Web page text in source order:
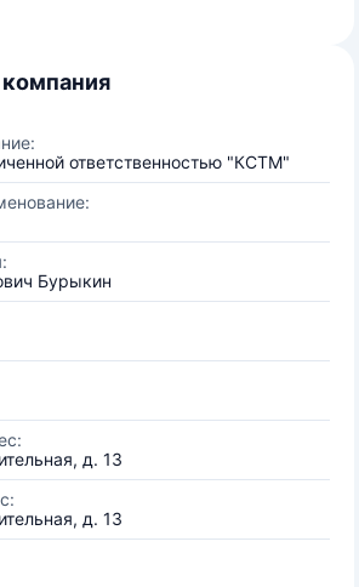
ответственностью "КСТМ"
Бурыкин
д. 13
д. 13